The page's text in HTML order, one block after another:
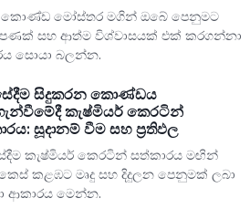
මෝස්තර මගින් ඔබේ පෙනුමට
සහ ආත්ම විශ්වාසයක් එක් කරගන්නා
සොයා බලන්න.
සිදුකරන කොණ්ඩය
කැෂ්මියර් කෙරටින්
සූදානම් වීම සහ ප්‍රතිඵල
කැෂ්මියර් කෙරටින් සත්කාරය මඟින්
කළඹට මෘදු සහ දිදුලන පෙනුමක් ලබා
ආකාරය මෙන්න.